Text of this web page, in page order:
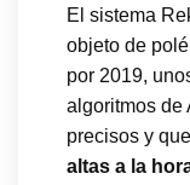
El sistema
objeto de
por 2019,
algoritmos de
precisos y que
altas a la